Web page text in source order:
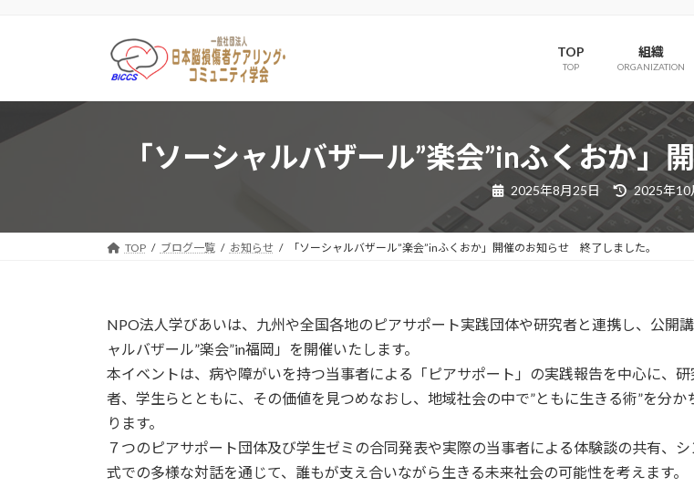
ツ
ス
シ
ン
TOP
TOP
組織
ORGANIZATION
「ソーシャルバザール”楽会”inふくおか
2025年8月25日
最
更
新
日
時
2025年10
TOP ブログ一覧 お知らせ 「ソーシャルバザール”楽会”inふくおか」開催のお知らせ 終了しました。
NPO法人学びあいは、九州や全国各地のピアサポート実践団体や研究者と連携し、公開
ャルバザール”楽会”in福岡」を開催いたします。
本イベントは、病や障がいを持つ当事者による「ピアサポート」の実践報告を中心に、
者、学生らとともに、その価値を見つめなおし、地域社会の中で”ともに生きる術”を分か
ります。
７つのピアサポート団体及び学生ゼミの合同発表や実際の当事者による体験談の共有、
式での多様な対話を通じて、誰もが支え合いながら生きる未来社会の可能性を考えます。